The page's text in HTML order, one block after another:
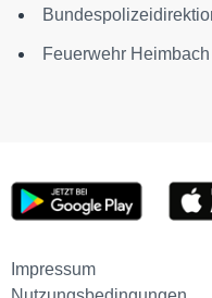
Feuerwehr Heimbach
Impressum